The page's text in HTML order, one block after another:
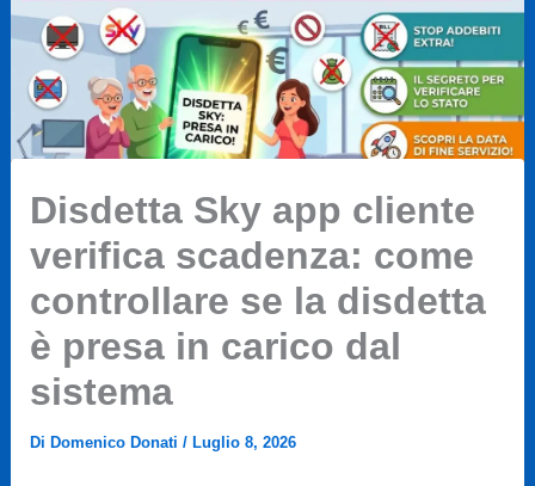
Disdetta Sky app cliente
verifica scadenza: come
controllare se la disdetta
è presa in carico dal
sistema
Di Domenico Donati / Luglio 8, 2026